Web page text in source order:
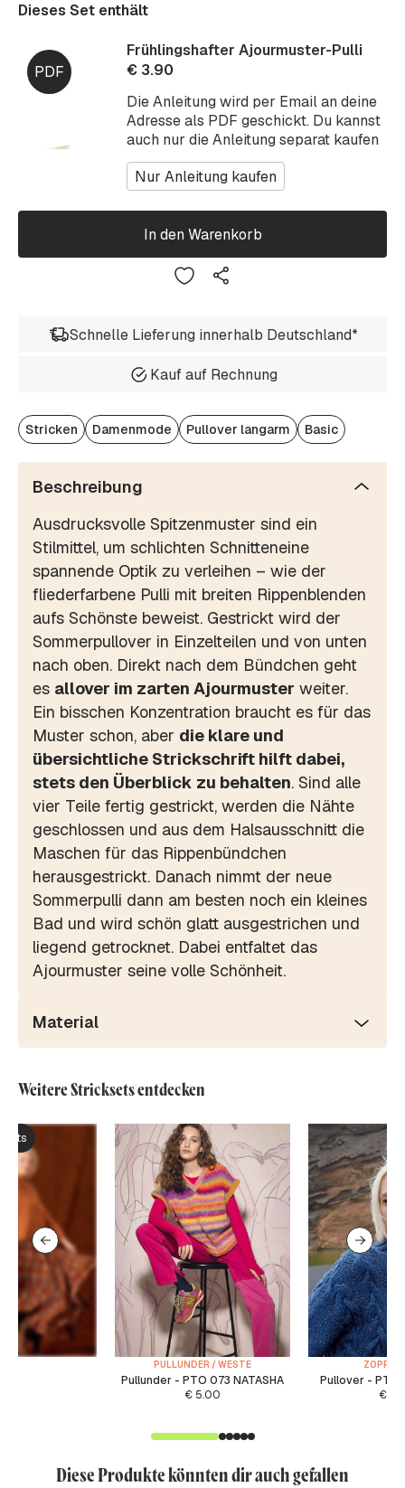
Dieses Set enthält
Die Anleitung wird per Email an deine
Adresse als PDF geschickt. Du kannst
auch nur die Anleitung separat kaufen
Nur Anleitung kaufen
Frühlingshafter Ajourmuster-Pulli
€ 3.90
In den Warenkorb
Schnelle Lieferung innerhalb Deutschland*
Kauf auf Rechnung
Stricken Damenmode Pullover langarm Basic
Beschreibung
Ausdrucksvolle Spitzenmuster sind ein
Stilmittel, um schlichten Schnitteneine
spannende Optik zu verleihen – wie der
fliederfarbene Pulli mit breiten Rippenblenden
aufs Schönste beweist. Gestrickt wird der
Sommerpullover in Einzelteilen und von unten
nach oben. Direkt nach dem Bündchen geht
es allover im zarten Ajourmuster weiter.
Ein bisschen Konzentration braucht es für das
Muster schon, aber die klare und
übersichtliche Strickschrift hilft dabei,
stets den Überblick zu behalten. Sind alle
vier Teile fertig gestrickt, werden die Nähte
geschlossen und aus dem Halsausschnitt die
Maschen für das Rippenbündchen
herausgestrickt. Danach nimmt der neue
Sommerpulli dann am besten noch ein kleines
Bad und wird schön glatt ausgestrichen und
liegend getrocknet. Dabei entfaltet das
Ajourmuster seine volle Schönheit.
Material
Weitere Stricksets entdecken
PULLUNDER / WESTE
Pullunder - PTO 073 NATASHA
€ 5.00
Pullover - PTO
€
Diese Produkte könnten dir auch gefallen